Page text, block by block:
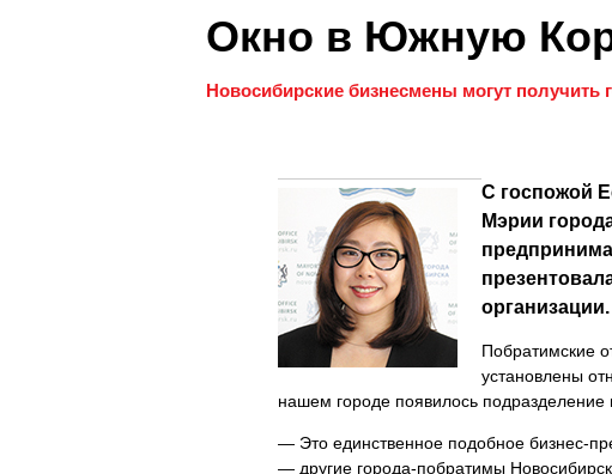
Окно в Южную
Новосибирские бизнесмены могут
С госпожой
Мэрии
организации.
Побратимские
установлены
нашем городе появилось
— Это единственное подобное бизнес-
— другие города-побратимы